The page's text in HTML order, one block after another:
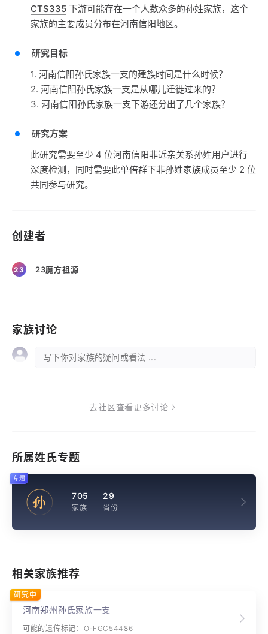
CTS335 下游可能存在一个人数众多的孙姓家族，这个
家族的主要成员分布在河南信阳地区。
研究目标
1. 河南信阳孙氏家族一支的建族时间是什么时候？
2. 河南信阳孙氏家族一支是从哪儿迁徙过来的？
3. 河南信阳孙氏家族一支下游还分出了几个家族？
研究方案
此研究需要至少 4 位河南信阳非近亲关系孙姓用户进行
深度检测，同时需要此单倍群下非孙姓家族成员至少 2 位
共同参与研究。
创建者
23 23魔方祖源
家族讨论
写下你对家族的疑问或看法 ...
去社区查看更多讨论
所属姓氏专题
孙 705
家族
29
省份
专题
相关家族推荐
河南郑州孙氏家族一支
可能的遗传标记：O-FGC54486
研究中